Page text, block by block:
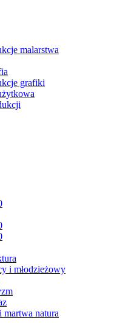
malarstwa
grafiki
i młodzieżowy
natura